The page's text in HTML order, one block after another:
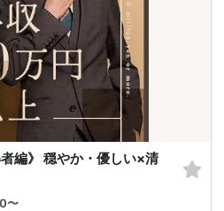
編》 穏やか・優しい×清
〜